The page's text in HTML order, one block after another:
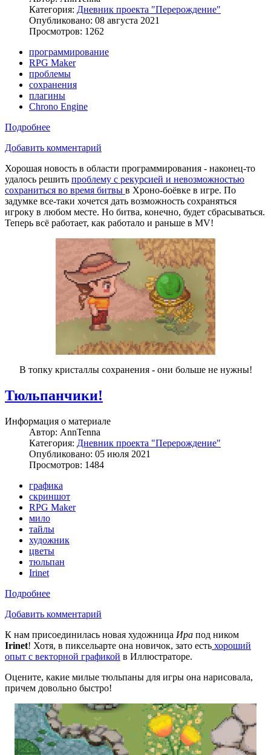
Категория: Дневник проекта "Перерождение"
Опубликовано: 08 августа 2021
Просмотров: 1262
программирование
RPG Maker
проблемы
сохранения
плагины
Chrono Engine
Подробнее
Добавить комментарий
Хорошая новость в области программирования - наконец-то
удалось решить проблему с рекурсией и невозможностью
сохраниться во время битвы в Хроно-боёвке в игре. По
задумке все-таки хочется дать возможность сохраняться
игроку в любом месте. Но битва, конечно, будет сбрасываться.
Теперь всё работает, как работало и раньше в MV!
В топку кристаллы сохранения - они больше не нужны!
Тюльпанчики!
Информация о материале
Автор: AnnTenna
Категория: Дневник проекта "Перерождение"
Опубликовано: 05 июля 2021
Просмотров: 1484
графика
скриншот
RPG Maker
мило
тайлы
художник
цветы
тюльпан
Irinet
Подробнее
Добавить комментарий
К нам присоединилась новая художница Ира под ником
Irinet! Хотя, в пиксельарте она новичок, зато есть хороший
опыт с векторной графикой в Иллюстраторе.
Оцените, какие милые тюльпаны для игры она нарисовала,
причем довольно быстро!